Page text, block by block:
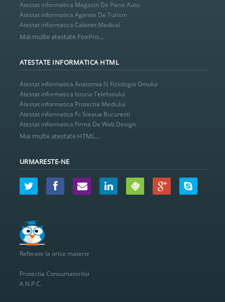
Atestat informatica Magazin De Piese Auto
Atestat informatica Agentie De Turism
Atestat informatica Cabinet Medical
Mai multe atestate FoxPro...
ATESTATE INFORMATICA HTML
Atestat informatica Anatomia Si Fiziologia Omului
Atestat informatica Istoria Telefonului
Atestat informatica Protectia Mediului
Atestat informatica Fc Steaua Bucuresti
Atestat informatica Firma De Web Design
Mai multe atestate HTML...
URMARESTE-NE
Referate la orice materie
Protectia Consumatorilor
A.N.P.C.